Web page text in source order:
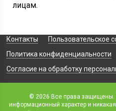
лицам.
Контакты
Пользовательское
Политика конфиденциальности
Согласие на обработку
© 2026 Все права защищены.
информационный характер и